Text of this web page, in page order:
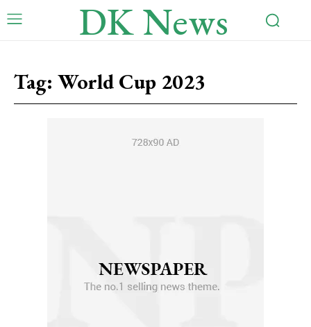
DK News
Tag: World Cup 2023